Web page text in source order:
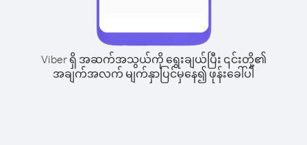
Viber ရှိ အဆက်အသွယ်ကို ရွေးချယ်ပြီး ၎င်းတို့၏
အချက်အလက် မျက်နှာပြင်မှနေ၍ ဖုန်းခေါ်ပါ